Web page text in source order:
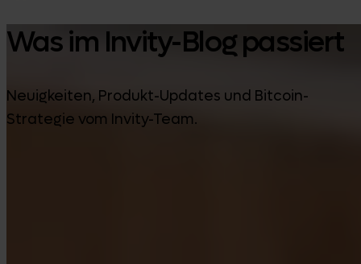
Was im Invity-Blog passiert
Neuigkeiten, Produkt-Updates und Bitcoin-
Strategie vom Invity-Team.